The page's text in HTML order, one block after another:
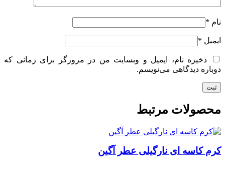
نام *
ایمیل *
ذخیره نام، ایمیل و وبسایت من در مرورگر برای زمانی که
دوباره دیدگاهی می‌نویسم.
محصولات مرتبط
کرم کاسه ای نارگیلی عطر آگین